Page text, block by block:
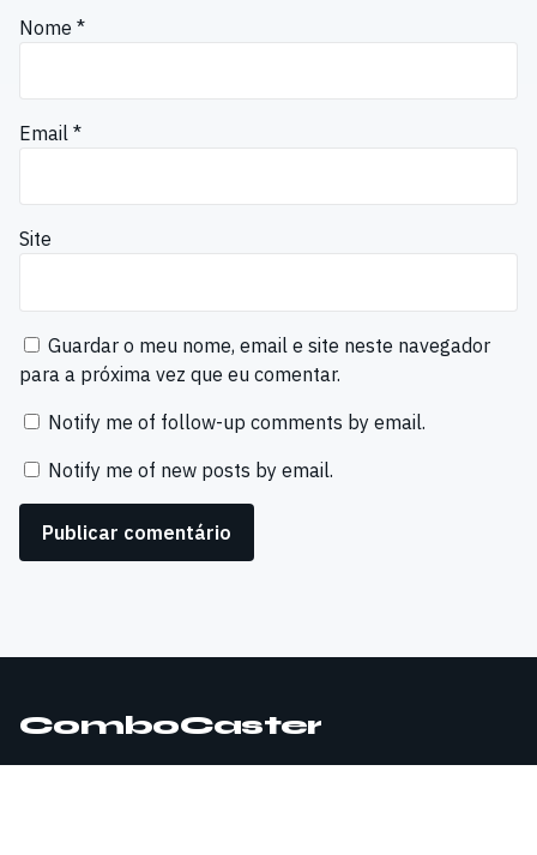
Nome *
Email *
Site
Guardar o meu nome, email e site neste navegador
para a próxima vez que eu comentar.
Notify me of follow-up comments by email.
Notify me of new posts by email.
ComboCaster